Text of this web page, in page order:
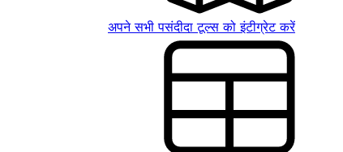
अपने सभी पसंदीदा टूल्स को इंटीग्रेट करें